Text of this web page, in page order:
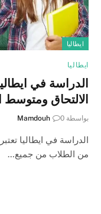
ايطاليا
ايطاليا
الدراسة في
الالتحاق
بواسطة Mamdouh 0
الدراسة في ايطاليا
من الطلاب من جميع…